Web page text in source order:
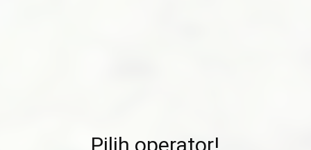
Pilih operator!